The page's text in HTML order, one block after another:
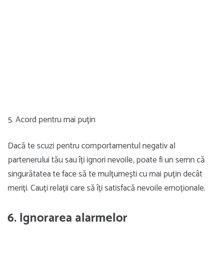
5. Acord pentru mai puțin
Dacă te scuzi pentru comportamentul negativ al
partenerului tău sau îți ignori nevoile, poate fi un semn că
singurătatea te face să te mulțumești cu mai puțin decât
meriți. Cauți relații care să îți satisfacă nevoile emoționale.
6. Ignorarea alarmelor